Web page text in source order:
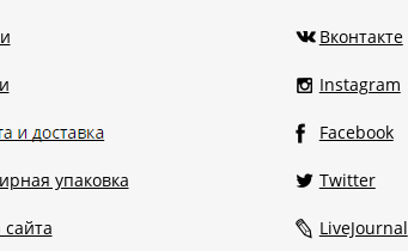
упаковка
сайта
Вконтакте
Instagram
Facebook
Twitter
LiveJournal